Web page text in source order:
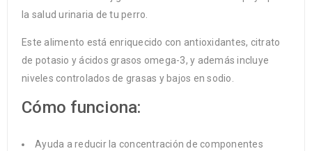
la salud urinaria de tu perro.
Este alimento está enriquecido con antioxidantes, citrato
de potasio y ácidos grasos omega-3, y además incluye
niveles controlados de grasas y bajos en sodio.
Cómo funciona:
Ayuda a reducir la concentración de componentes